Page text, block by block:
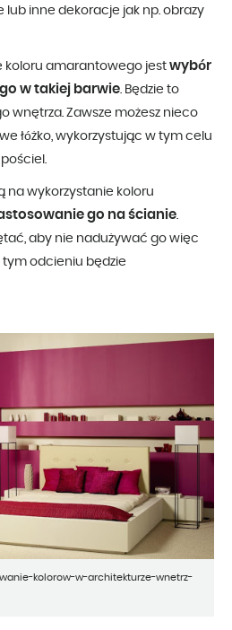
lub inne dekoracje jak np. obrazy
koloru amarantowego jest wybór
w takiej barwie. Będzie to
wnętrza. Zawsze możesz nieco
łóżko, wykorzystując w tym celu
na wykorzystanie koloru
go na ścianie.
aby nie nadużywać go więc
odcieniu będzie
kolorow-w-architekturze-wnetrz-